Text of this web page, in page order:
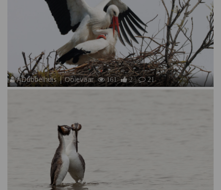
ADubbelhuis | Ooievaar 161 2 21